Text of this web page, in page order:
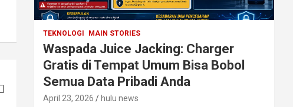
TEKNOLOGI MAIN STORIES
Waspada Juice Jacking: Charger
Gratis di Tempat Umum Bisa Bobol
Semua Data Pribadi Anda
April 23, 2026 hulu news